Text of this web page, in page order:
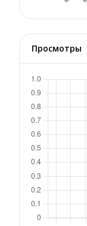
Просмотры